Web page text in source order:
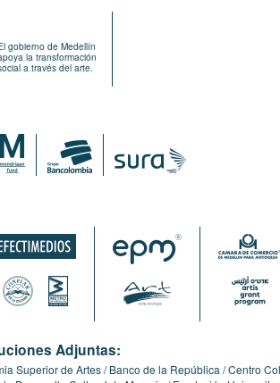
gobierno de Medellín
la transformación
a través del arte.
Adjuntas:
Superior de Artes Banco de la República Centro